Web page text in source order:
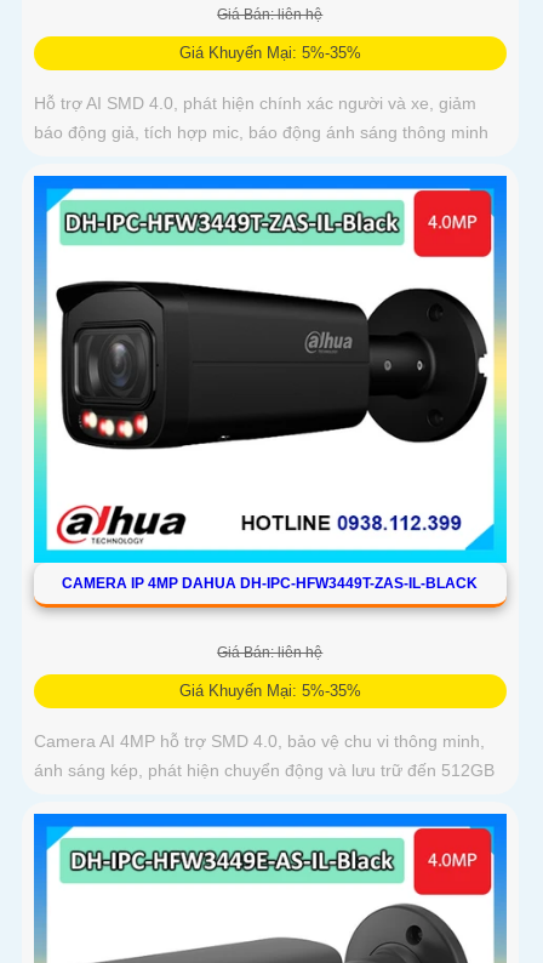
Giá Bán: liên hệ
Giá Khuyến Mại: 5%-35%
Hỗ trợ AI SMD 4.0, phát hiện chính xác người và xe, giảm
báo động giả, tích hợp mic, báo động ánh sáng thông minh
CAMERA IP 4MP DAHUA DH-IPC-HFW3449T-ZAS-IL-BLACK
Giá Bán: liên hệ
Giá Khuyến Mại: 5%-35%
Camera AI 4MP hỗ trợ SMD 4.0, bảo vệ chu vi thông minh,
ánh sáng kép, phát hiện chuyển động và lưu trữ đến 512GB